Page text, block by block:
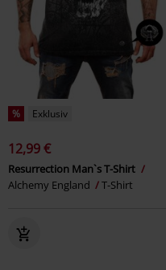
% Exklusiv
12,99 €
Resurrection Man`s T-Shirt
Alchemy England
T-Shirt